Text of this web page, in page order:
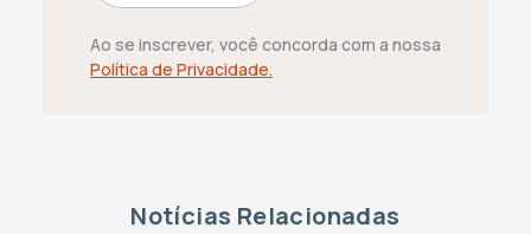
Ao se inscrever, você concorda com a nossa
Política de Privacidade.
Notícias Relacionadas